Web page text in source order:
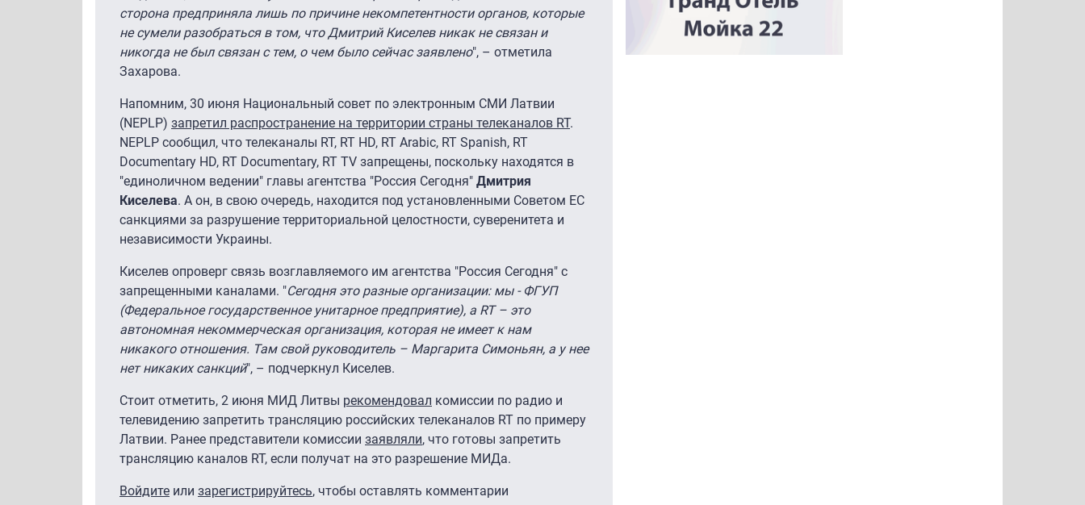
сторона предприняла лишь по причине некомпетентности органов, которые
не сумели разобраться в том, что Дмитрий Киселев никак не связан и
никогда не был связан с тем, о чем было сейчас заявлено", – отметила
Захарова.
Напомним, 30 июня Национальный совет по электронным СМИ Латвии
(NEPLP) запретил распространение на территории страны телеканалов RT.
NEPLP сообщил, что телеканалы RT, RT HD, RT Arabic, RT Spanish, RT
Documentary HD, RT Documentary, RT TV запрещены, поскольку находятся в
"единоличном ведении" главы агентства "Россия Сегодня" Дмитрия
Киселева. А он, в свою очередь, находится под установленными Советом ЕС
санкциями за разрушение территориальной целостности, суверенитета и
независимости Украины.
Киселев опроверг связь возглавляемого им агентства "Россия Сегодня" с
запрещенными каналами. "Сегодня это разные организации: мы - ФГУП
(Федеральное государственное унитарное предприятие), а RT – это
автономная некоммерческая организация, которая не имеет к нам
никакого отношения. Там свой руководитель – Маргарита Симоньян, а у нее
нет никаких санкций", – подчеркнул Киселев.
Стоит отметить, 2 июня МИД Литвы рекомендовал комиссии по радио и
телевидению запретить трансляцию российских телеканалов RT по примеру
Латвии. Ранее представители комиссии заявляли, что готовы запретить
трансляцию каналов RT, если получат на это разрешение МИДа.
Войдите или зарегистрируйтесь, чтобы оставлять комментарии